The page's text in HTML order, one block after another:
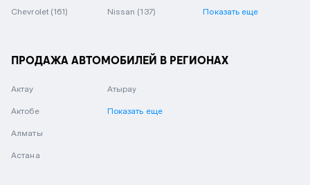
Chevrolet (161) Nissan (137) Показать еще
ПРОДАЖА АВТОМОБИЛЕЙ В РЕГИОНАХ
Актау
Актобе
Алматы
Астана
Атырау
Показать еще